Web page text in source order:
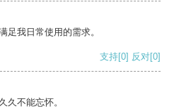
足我日常使用的需求。
支持[0] 反对[0]
久不能忘怀。